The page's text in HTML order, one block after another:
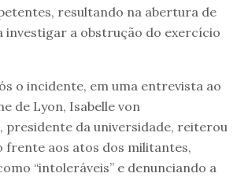
resultando na abertura de
investigar a obstrução do exercício
o incidente, em uma entrevista ao
de Lyon, Isabelle von
presidente da universidade, reiterou
frente aos atos dos militantes,
“intoleráveis” e denunciando a